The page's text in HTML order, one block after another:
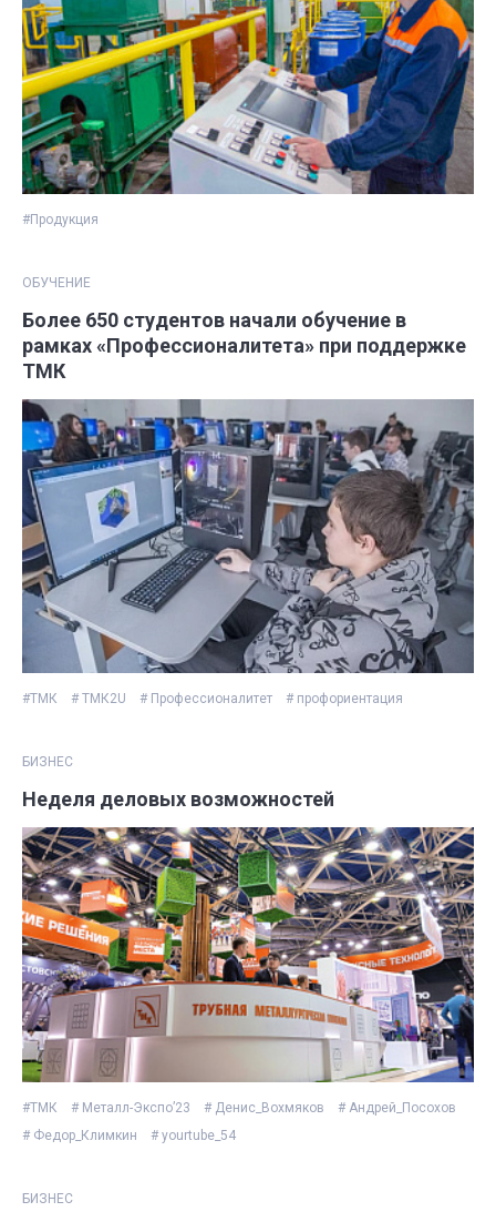
#Продукция
ОБУЧЕНИЕ
Более 650 студентов начали обучение в
рамках «Профессионалитета» при поддержке
ТМК
#ТМК # ТМК2U # Профессионалитет # профориентация
БИЗНЕС
Неделя деловых возможностей
#ТМК # Металл-Экспо’23 # Денис_Вохмяков
# Андрей_Посохов
# Федор_Климкин
# yourtube_54
БИЗНЕС